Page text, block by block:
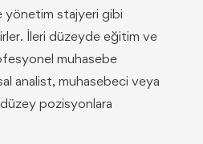
yönetim stajyeri gibi
İleri düzeyde eğitim ve
muhasebe
analist, muhasebeci veya
pozisyonlara